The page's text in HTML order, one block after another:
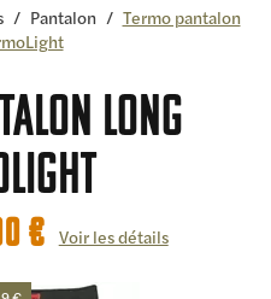
/ Pantalon / Termo pantalon
long
€LeVoir les détails